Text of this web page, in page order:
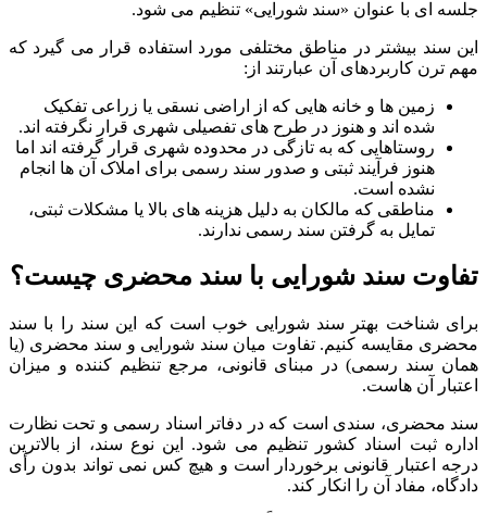
جلسه ای با عنوان «سند شورایی» تنظیم می شود.
این سند بیشتر در مناطق مختلفی مورد استفاده قرار می گیرد که
مهم ترن کاربردهای آن عبارتند از:
زمین ها و خانه هایی که از اراضی نسقی یا زراعی تفکیک
شده اند و هنوز در طرح های تفصیلی شهری قرار نگرفته اند.
روستاهایی که به تازگی در محدوده شهری قرار گرفته اند اما
هنوز فرآیند ثبتی و صدور سند رسمی برای املاک آن ها انجام
نشده است.
مناطقی که مالکان به دلیل هزینه های بالا یا مشکلات ثبتی،
تمایل به گرفتن سند رسمی ندارند.
تفاوت سند شورایی با سند محضری چیست؟
برای شناخت بهتر سند شورایی خوب است که این سند را با سند
محضری مقایسه کنیم. تفاوت میان سند شورایی و سند محضری (یا
همان سند رسمی) در مبنای قانونی، مرجع تنظیم کننده و میزان
اعتبار آن هاست.
سند محضری، سندی است که در دفاتر اسناد رسمی و تحت نظارت
اداره ثبت اسناد کشور تنظیم می شود. این نوع سند، از بالاترین
درجه اعتبار قانونی برخوردار است و هیچ کس نمی تواند بدون رأی
دادگاه، مفاد آن را انکار کند.